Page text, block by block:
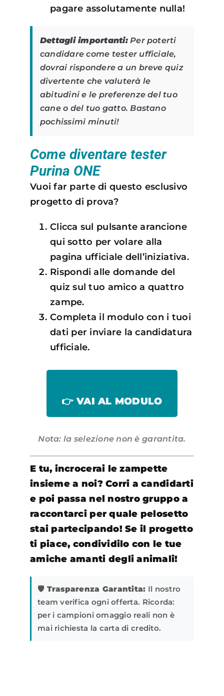
pagare assolutamente nulla!
Dettagli importanti:Per poterti
candidare come tester ufficiale,
dovrai rispondere a un breve quiz
divertente che valuterà le
abitudini e le preferenze del tuo
cane o del tuo gatto. Bastano
pochissimi minuti!
Come diventare tester
Purina ONE
Vuoi far parte di questo esclusivo
progetto di prova?
Clicca sul pulsante arancione
qui sotto per volare alla
pagina ufficiale dell’iniziativa.
Rispondi alle domande del
quiz sul tuo amico a quattro
zampe.
Completa il modulo con i tuoi
dati per inviare la candidatura
ufficiale.
👉 VAI AL MODULO
Nota: la selezione non è garantita.
E tu, incrocerai le zampette
insieme a noi? Corri a candidarti
e poi passa nel nostro gruppo a
raccontarci per quale pelosetto
stai partecipando! Se il progetto
ti piace, condividilo con le tue
amiche amanti degli animali!
🛡️ Trasparenza Garantita: Il nostro
team verifica ogni offerta. Ricorda:
per i campioni omaggio reali non è
mai richiesta la carta di credito.